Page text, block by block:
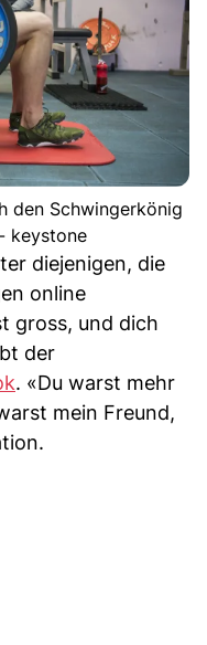
den Schwingerkönig
keystone
diejenigen, die
online
gross, und dich
der
. «Du warst mehr
mein Freund,